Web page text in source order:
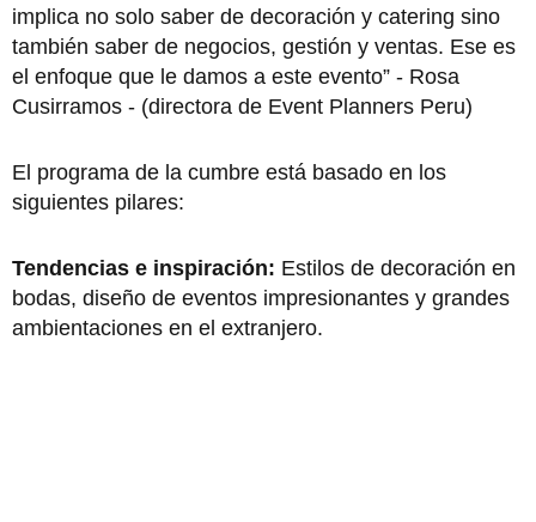
implica no solo saber de decoración y catering sino
también saber de negocios, gestión y ventas. Ese es
el enfoque que le damos a este evento” - Rosa
Cusirramos - (directora de Event Planners Peru)
El programa de la cumbre está basado en los
siguientes pilares:
Tendencias e inspiración: Estilos de decoración en
bodas, diseño de eventos impresionantes y grandes
ambientaciones en el extranjero.